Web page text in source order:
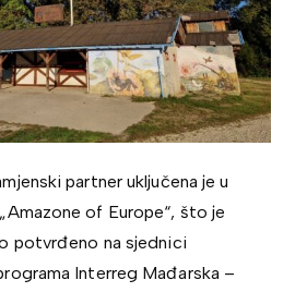
partner uključena je u
of Europe“, što je
potvrđeno na sjednici
Interreg Mađarska –